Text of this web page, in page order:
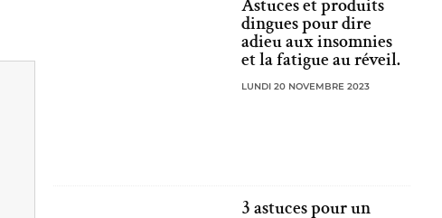
Astuces et produits
dingues pour dire
adieu aux insomnies
et la fatigue au réveil.
LUNDI 20 NOVEMBRE 2023
3 astuces pour un